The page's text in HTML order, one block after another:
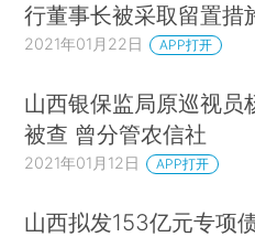
行董事长被采取留置措
2021年01月22日 APP打开
山西银保监局原巡视员
被查 曾分管农信社
2021年01月12日 APP打开
山西拟发153亿元专项